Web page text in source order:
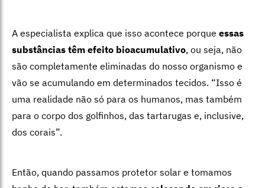
A especialista explica que isso acontece porque essas
substâncias têm efeito bioacumulativo, ou seja, não
são completamente eliminadas do nosso organismo e
vão se acumulando em determinados tecidos. “Isso é
uma realidade não só para os humanos, mas também
para o corpo dos golfinhos, das tartarugas e, inclusive,
dos corais”.
Então, quando passamos protetor solar e tomamos